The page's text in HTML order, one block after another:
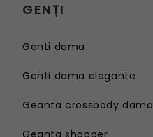
GENȚI
Genti dama
Genti dama elegante
Geanta crossbody dama
Geanta shopper